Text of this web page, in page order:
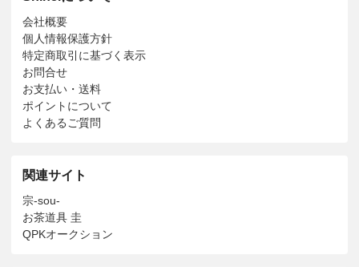
会社概要
個人情報保護方針
特定商取引に基づく表示
お問合せ
お支払い・送料
ポイントについて
よくあるご質問
関連サイト
宗-sou-
お茶道具 圭
QPKオークション